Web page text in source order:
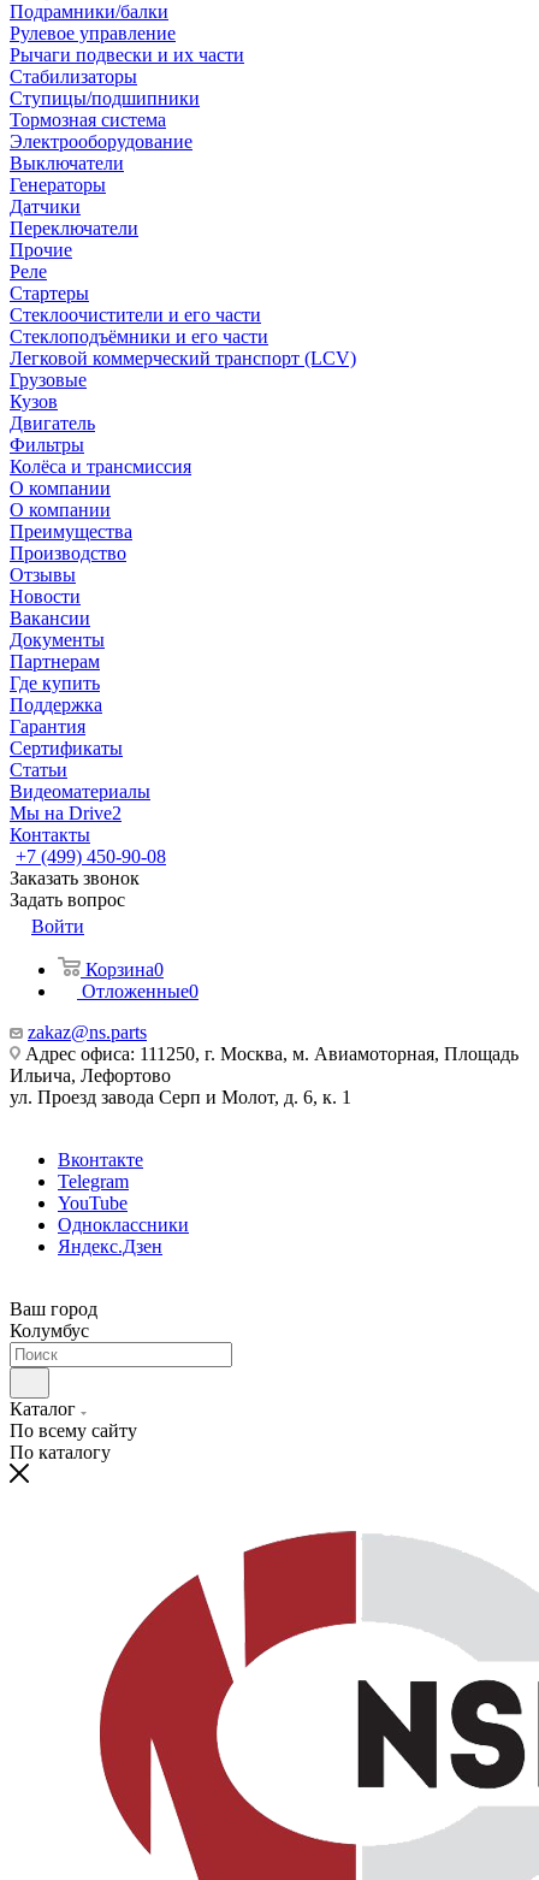
Подрамники/балки
Рулевое управление
Рычаги подвески и их части
Стабилизаторы
Ступицы/подшипники
Тормозная система
Электрооборудование
Выключатели
Генераторы
Датчики
Переключатели
Прочие
Реле
Стартеры
Стеклоочистители и его части
Стеклоподъёмники и его части
Легковой коммерческий транспорт (LCV)
Грузовые
Кузов
Двигатель
Фильтры
Колёса и трансмиссия
О компании
О компании
Преимущества
Производство
Отзывы
Новости
Вакансии
Документы
Партнерам
Где купить
Поддержка
Гарантия
Сертификаты
Статьи
Видеоматериалы
Мы на Drive2
Контакты
+7 (499) 450-90-08
Заказать звонок
Задать вопрос
Войти
Корзина0
Отложенные0
zakaz@ns.parts
Адрес офиса: 111250, г. Москва, м. Авиамоторная, Площадь
Ильича, Лефортово
ул. Проезд завода Серп и Молот, д. 6, к. 1
Вконтакте
Telegram
YouTube
Одноклассники
Яндекс.Дзен
Ваш город
Колумбус
Каталог
По всему сайту
По каталогу